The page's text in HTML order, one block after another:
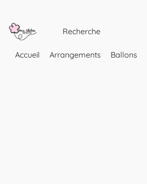
Accueil Arrangements Ballons